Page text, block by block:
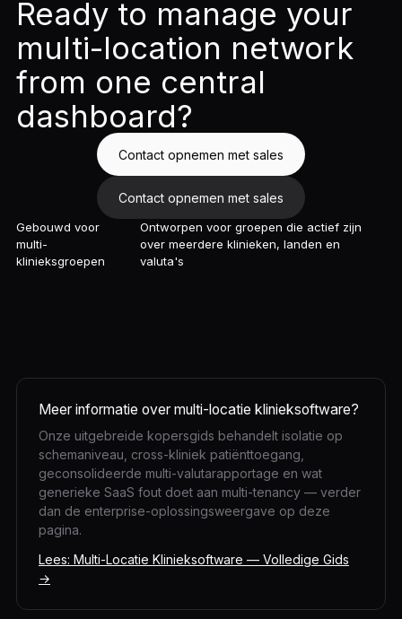
Ready to manage your
multi-location network
from one central
dashboard?
Contact opnemen met sales
Contact opnemen met sales
Gebouwd voor
multi-
klinieksgroepen
Ontworpen voor groepen die actief zijn
over meerdere klinieken, landen en
valuta's
Meer informatie over multi-locatie klinieksoftware?
Onze uitgebreide kopersgids behandelt isolatie op
schemaniveau, cross-kliniek patiënttoegang,
geconsolideerde multi-valutarapportage en wat
generieke SaaS fout doet aan multi-tenancy — verder
dan de enterprise-oplossingsweergave op deze
pagina.
Lees: Multi-Locatie Klinieksoftware — Volledige Gids
→